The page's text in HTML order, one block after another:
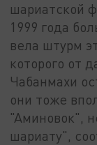
шариатской
1999 года
вела штурм
которого от
Чабанмахи
они тоже
"Аминовок",
шариату",